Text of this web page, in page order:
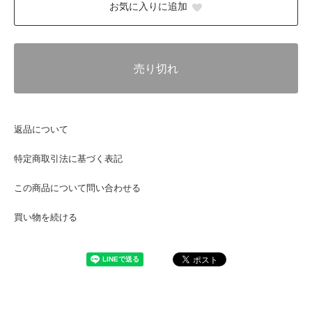
お気に入りに追加
売り切れ
返品について
特定商取引法に基づく表記
この商品について問い合わせる
買い物を続ける